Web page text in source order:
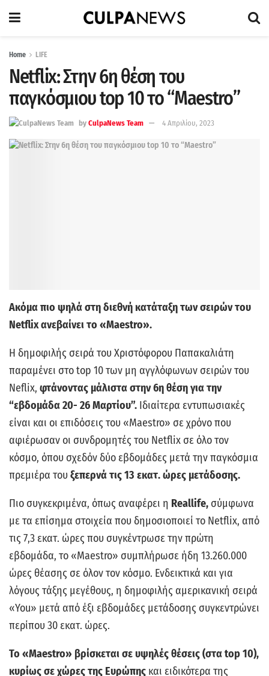
Home LIFE
Netflix: Στην 6η θέση του
παγκόσμιου top 10 το “Maestro”
by CulpaNews Team 4 Απριλίου, 2023
Ακόμα πιο ψηλά στη διεθνή κατάταξη των σειρών του
Netflix ανεβαίνει το «Maestro».
Η δημοφιλής σειρά του Χριστόφορου Παπακαλιάτη
παραμένει στο top 10 των μη αγγλόφωνων σειρών του
Neflix, φτάνοντας μάλιστα στην 6η θέση για την
“εβδομάδα 20- 26 Μαρτίου”. Ιδιαίτερα εντυπωσιακές
είναι και οι επιδόσεις του «Maestro» σε χρόνο που
αφιέρωσαν οι συνδρομητές του Netflix σε όλο τον
κόσμο, όπου σχεδόν δύο εβδομάδες μετά την παγκόσμια
πρεμιέρα τουξεπερνά τις 13 εκατ. ώρες μετάδοσης.
Πιο συγκεκριμένα, όπως αναφέρει η Reallife, σύμφωνα
με τα επίσημα στοιχεία που δημοσιοποιεί το Netflix, από
τις 7,3 εκατ. ώρες που συγκέντρωσε την πρώτη
εβδομάδα, το «Maestro» συμπλήρωσε ήδη 13.260.000
ώρες θέασης σε όλον τον κόσμο. Ενδεικτικά και για
λόγους τάξης μεγέθους, η δημοφιλής αμερικανική σειρά
«You» μετά από έξι εβδομάδες μετάδοσης συγκεντρώνει
περίπου 30 εκατ. ώρες.
Το «Maestro» βρίσκεται σε υψηλές θέσεις (στα top 10),
κυρίως σε χώρες της Ευρώπης και ειδικότερα της